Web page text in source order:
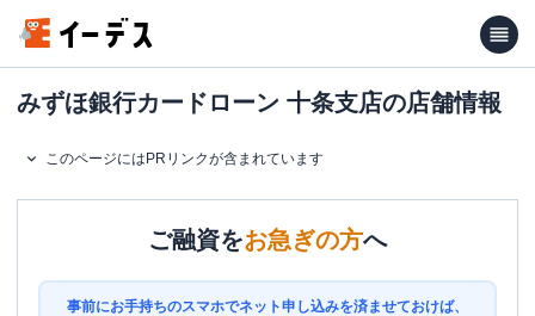
みずほ銀行カードローン 十条支店の店舗情報
このページにはPRリンクが含まれています
ご融資をお急ぎの方へ
事前にお手持ちのスマホでネット申し込みを済ませておけば、